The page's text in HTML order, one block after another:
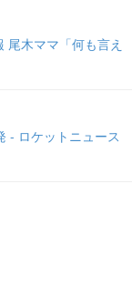
尾木ママ「何も言え
- ロケットニュース